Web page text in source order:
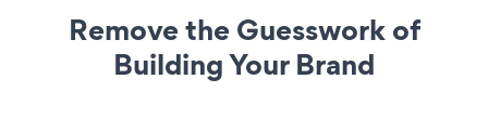
Remove the Guesswork of
Building Your Brand